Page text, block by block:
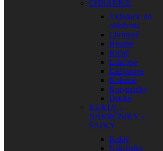
CHRÁNIČE
Vkladacie do
oblečenia
Chrbtové
Hrudné
Krčné
Lakťové
Ľadvinové
Kolenné
Korytnačky
Detské
KUKLY –
NÁKRČNÍKY –
ŠATKY
Kukly
Nákrčníky